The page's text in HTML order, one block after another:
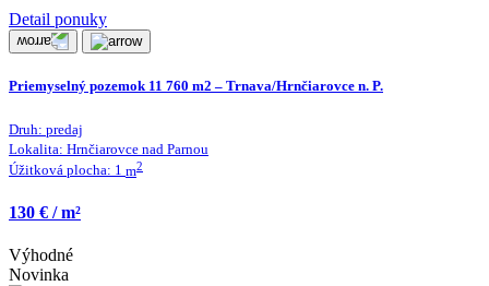
Detail ponuky
Priemyselný pozemok 11 760 m2 – Trnava/Hrnčiarovce n. P.
Druh: predaj
Lokalita: Hrnčiarovce nad Parnou
Úžitková plocha: 1 m2
130 € / m²
Výhodné
Novinka